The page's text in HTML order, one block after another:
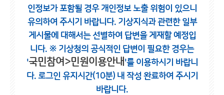
인정보가 포함될 경우 개인정보 노출 위험이 있으니
유의하여 주시기 바랍니다. 기상지식과 관련한 일부
게시물에 대해서는 선별하여 답변을 게재할 예정입
니다. ※ 기상청의 공식적인 답변이 필요한 경우는
'국민참여>민원이용안내 '를 이용하시기 바랍니
다. 로그인 유지시간(10분) 내 작성 완료하여 주시기
바랍니다.